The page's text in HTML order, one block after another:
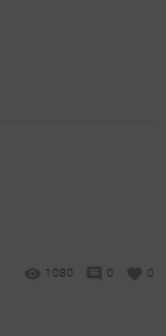
1080 0 0